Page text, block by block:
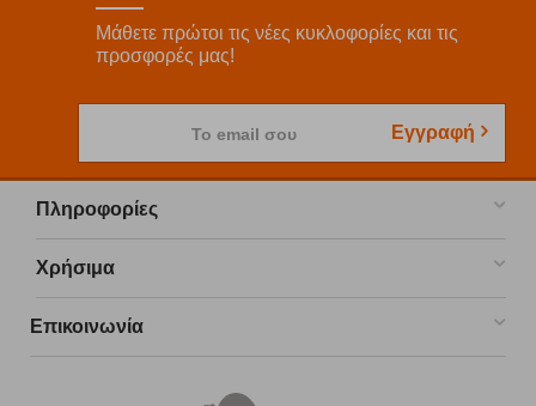
Μάθετε πρώτοι τις νέες κυκλοφορίες και τις
προσφορές μας!
Το email σου Εγγραφή
Πληροφορίες
Χρήσιμα
Επικοινωνία